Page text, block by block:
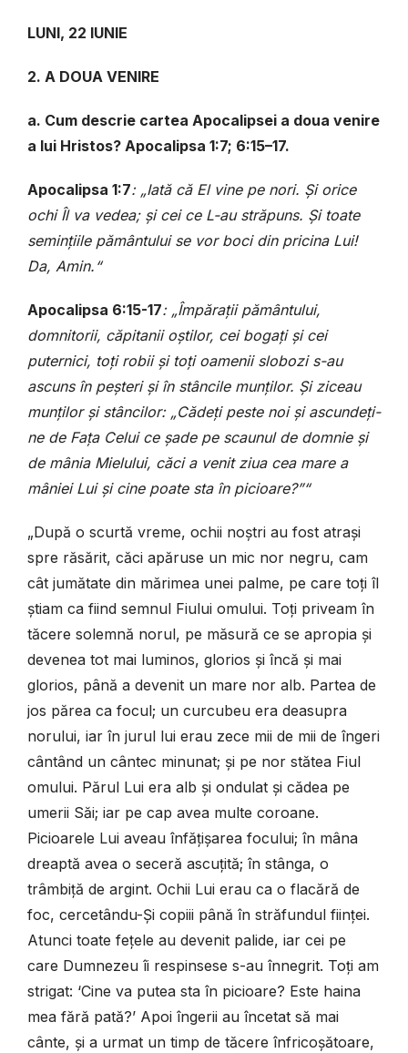
LUNI, 22 IUNIE
2. A DOUA VENIRE
a. Cum descrie cartea Apocalipsei a doua venire
a lui Hristos? Apocalipsa 1:7; 6:15–17.
Apocalipsa 1:7: „Iată că El vine pe nori. Și orice
ochi Îl va vedea; și cei ce L-au străpuns. Și toate
semințiile pământului se vor boci din pricina Lui!
Da, Amin.“
Apocalipsa 6:15-17: „Împărații pământului,
domnitorii, căpitanii oștilor, cei bogați și cei
puternici, toți robii și toți oamenii slobozi s-au
ascuns în peșteri și în stâncile munților. Și ziceau
munților și stâncilor: „Cădeți peste noi și ascundeți-
ne de Fața Celui ce șade pe scaunul de domnie și
de mânia Mielului, căci a venit ziua cea mare a
mâniei Lui și cine poate sta în picioare?”“
„După o scurtă vreme, ochii noștri au fost atrași
spre răsărit, căci apăruse un mic nor negru, cam
cât jumătate din mărimea unei palme, pe care toți îl
știam ca fiind semnul Fiului omului. Toți priveam în
tăcere solemnă norul, pe măsură ce se apropia și
devenea tot mai luminos, glorios și încă și mai
glorios, până a devenit un mare nor alb. Partea de
jos părea ca focul; un curcubeu era deasupra
norului, iar în jurul lui erau zece mii de mii de îngeri
cântând un cântec minunat; și pe nor stătea Fiul
omului. Părul Lui era alb și ondulat și cădea pe
umerii Săi; iar pe cap avea multe coroane.
Picioarele Lui aveau înfățișarea focului; în mâna
dreaptă avea o seceră ascuțită; în stânga, o
trâmbiță de argint. Ochii Lui erau ca o flacără de
foc, cercetându-Și copiii până în străfundul ființei.
Atunci toate fețele au devenit palide, iar cei pe
care Dumnezeu îi respinsese s-au înnegrit. Toți am
strigat: ‘Cine va putea sta în picioare? Este haina
mea fără pată?’ Apoi îngerii au încetat să mai
cânte, și a urmat un timp de tăcere înfricoșătoare,